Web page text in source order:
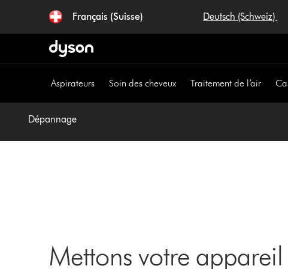
pages
Français (Suisse) Deutsch (Schweiz)
Aspirateurs Soin des cheveux Traitement de l’air
Dépannage
Mettons votre